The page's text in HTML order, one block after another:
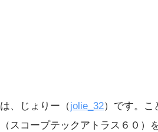
、じょりー（jolie_32）です。こ
スコープテックアトラス６０）